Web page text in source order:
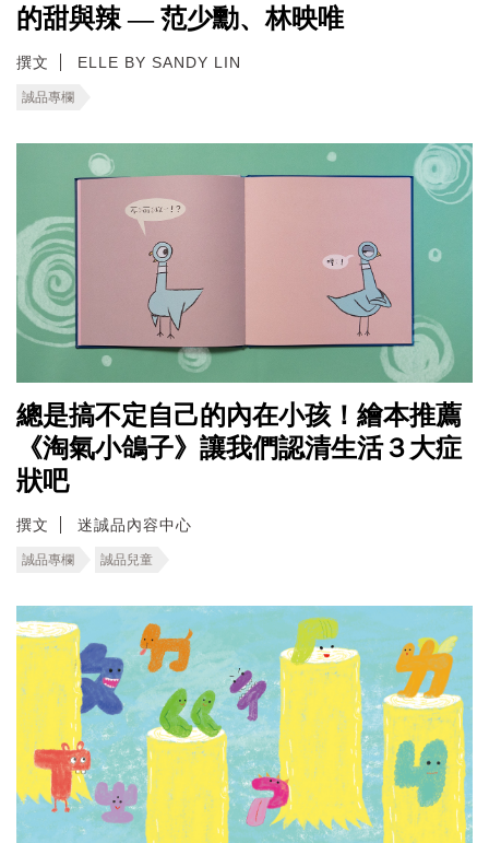
的甜與辣 — 范少勳、林映唯
撰文 ELLE BY SANDY LIN
誠品專欄
總是搞不定自己的內在小孩！繪本推薦
《淘氣小鴿子》讓我們認清生活３大症
狀吧
撰文 迷誠品內容中心
誠品專欄 誠品兒童